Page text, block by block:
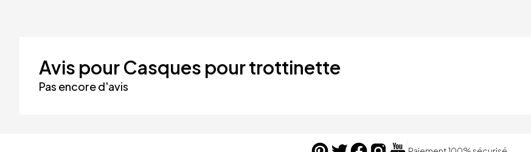
Avis pour Casques pour trottinette
Pas encore d'avis